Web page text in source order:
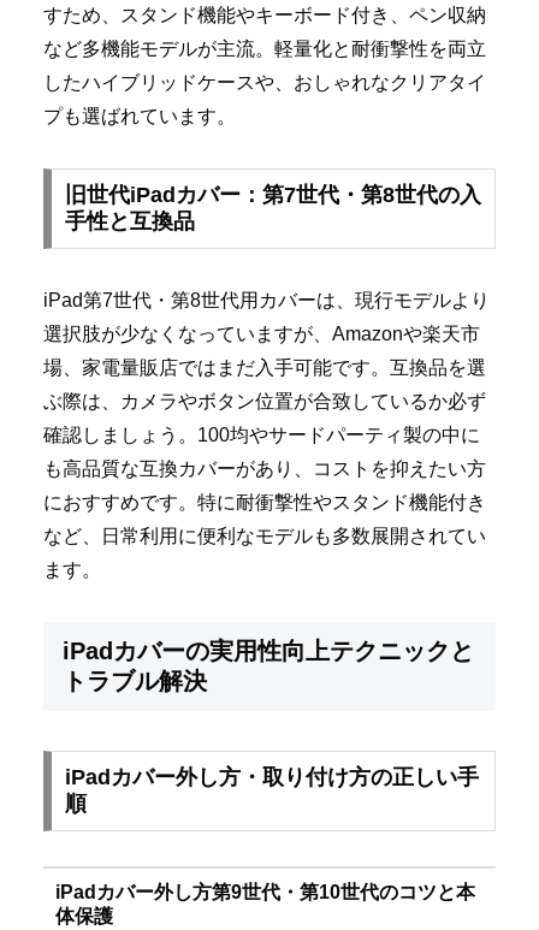
すため、スタンド機能やキーボード付き、ペン収納
など多機能モデルが主流。軽量化と耐衝撃性を両立
したハイブリッドケースや、おしゃれなクリアタイ
プも選ばれています。
旧世代iPadカバー：第7世代・第8世代の入
手性と互換品
iPad第7世代・第8世代用カバーは、現行モデルより
選択肢が少なくなっていますが、Amazonや楽天市
場、家電量販店ではまだ入手可能です。互換品を選
ぶ際は、カメラやボタン位置が合致しているか必ず
確認しましょう。100均やサードパーティ製の中に
も高品質な互換カバーがあり、コストを抑えたい方
におすすめです。特に耐衝撃性やスタンド機能付き
など、日常利用に便利なモデルも多数展開されてい
ます。
iPadカバーの実用性向上テクニックと
トラブル解決
iPadカバー外し方・取り付け方の正しい手
順
iPadカバー外し方第9世代・第10世代のコツと本
体保護